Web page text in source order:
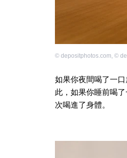
© depositphotos.com, ©
如果你夜間喝了一口
此，如果你睡前喝
次喝進了身體。